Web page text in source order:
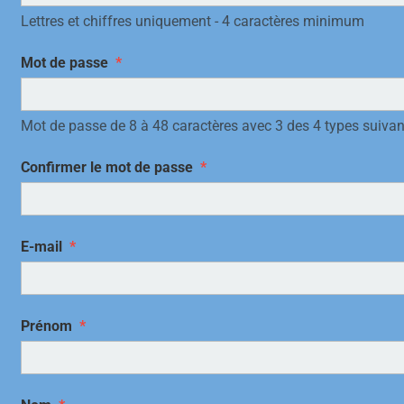
Lettres et chiffres uniquement - 4 caractères minimum
Mot de passe
Mot de passe de 8 à 48 caractères avec 3 des 4 types
Confirmer le mot de passe
E-mail
Prénom